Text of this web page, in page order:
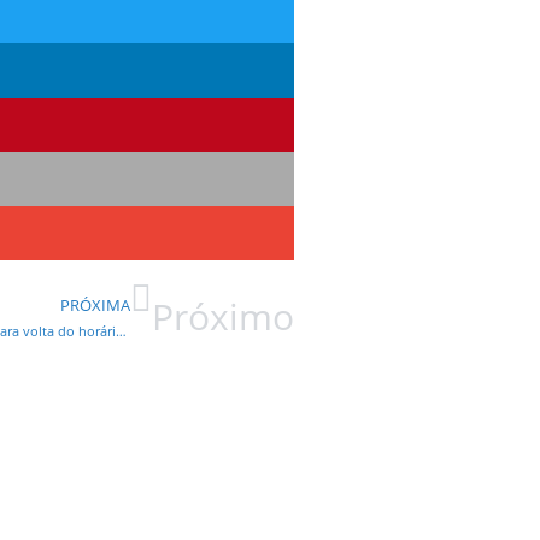
PRÓXIMA
Entidades de turismo, de lazer e gastronomia destacam ação para volta do horário de verão Próximo